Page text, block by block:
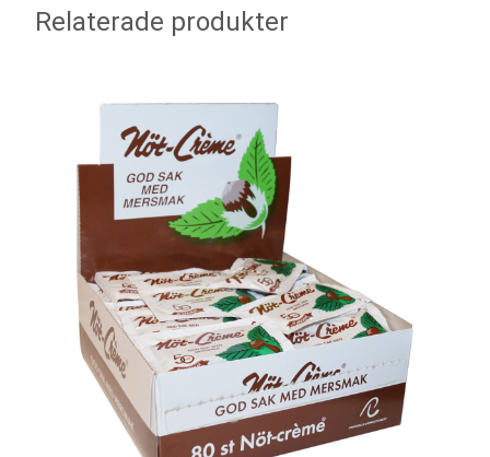
Relaterade produkter